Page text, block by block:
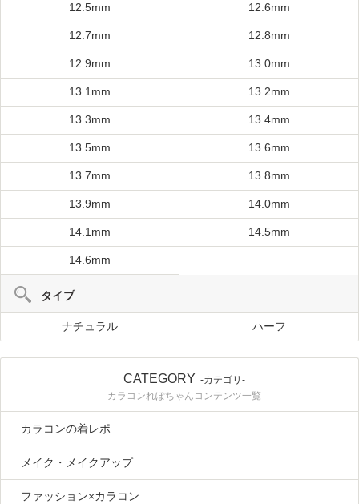
12.5mm 12.6mm
12.7mm 12.8mm
12.9mm 13.0mm
13.1mm 13.2mm
13.3mm 13.4mm
13.5mm 13.6mm
13.7mm 13.8mm
13.9mm 14.0mm
14.1mm 14.5mm
14.6mm
タイプ
ナチュラル ハーフ
CATEGORY -カテゴリ-
カラコンれぽちゃんコンテンツ一覧
カラコンの着レポ
メイク・メイクアップ
ファッション×カラコン